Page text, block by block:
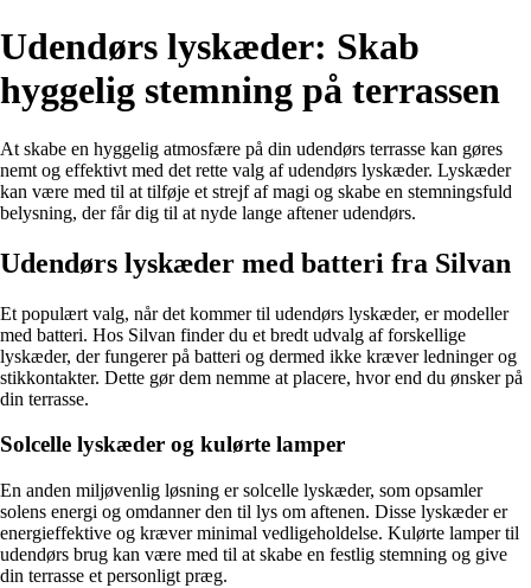
Udendørs lyskæder: Skab
hyggelig stemning på terrassen
At skabe en hyggelig atmosfære på din udendørs terrasse kan gøres
nemt og effektivt med det rette valg af udendørs lyskæder. Lyskæder
kan være med til at tilføje et strejf af magi og skabe en stemningsfuld
belysning, der får dig til at nyde lange aftener udendørs.
Udendørs lyskæder med batteri fra Silvan
Et populært valg, når det kommer til udendørs lyskæder, er modeller
med batteri. Hos Silvan finder du et bredt udvalg af forskellige
lyskæder, der fungerer på batteri og dermed ikke kræver ledninger og
stikkontakter. Dette gør dem nemme at placere, hvor end du ønsker på
din terrasse.
Solcelle lyskæder og kulørte lamper
En anden miljøvenlig løsning er solcelle lyskæder, som opsamler
solens energi og omdanner den til lys om aftenen. Disse lyskæder er
energieffektive og kræver minimal vedligeholdelse. Kulørte lamper til
udendørs brug kan være med til at skabe en festlig stemning og give
din terrasse et personligt præg.